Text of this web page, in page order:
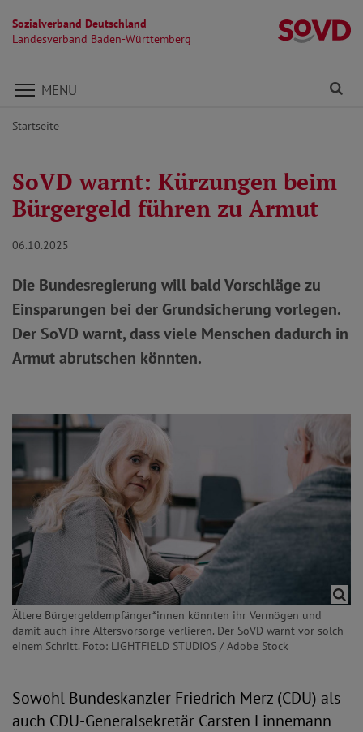
Sozialverband Deutschland
Landesverband Baden-Württemberg
Direkt zu den Inhalten springen
MENÜ
Startseite
SoVD warnt: Kürzungen beim
Bürgergeld führen zu Armut
06.10.2025
Die Bundesregierung will bald Vorschläge zu
Einsparungen bei der Grundsicherung vorlegen.
Der SoVD warnt, dass viele Menschen dadurch in
Armut abrutschen könnten.
Ältere Bürgergeldempfänger*innen könnten ihr Vermögen und
damit auch ihre Altersvorsorge verlieren. Der SoVD warnt vor solch
einem Schritt. Foto: LIGHTFIELD STUDIOS / Adobe Stock
Sowohl Bundeskanzler Friedrich Merz (CDU) als
auch CDU-Generalsekretär Carsten Linnemann